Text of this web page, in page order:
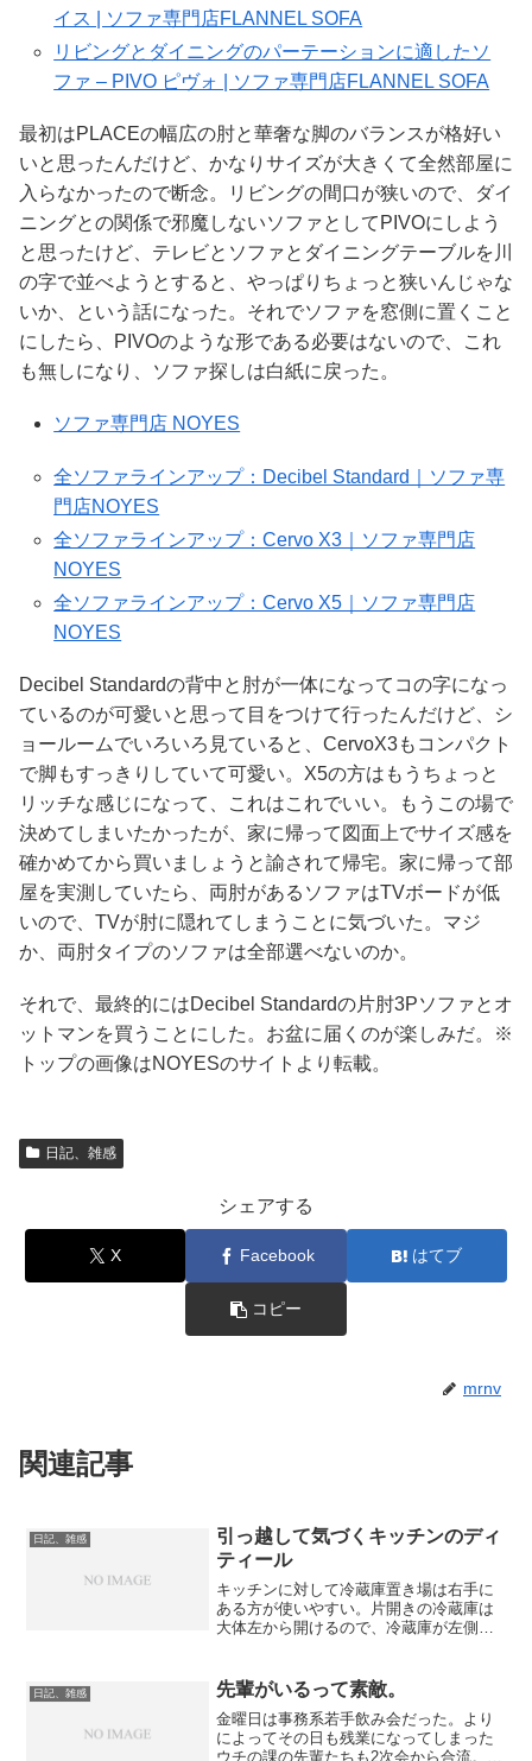
イス | ソファ専門店FLANNEL SOFA
リビングとダイニングのパーテーションに適したソ
ファ – PIVO ピヴォ | ソファ専門店FLANNEL SOFA
最初はPLACEの幅広の肘と華奢な脚のバランスが格好い
いと思ったんだけど、かなりサイズが大きくて全然部屋に
入らなかったので断念。リビングの間口が狭いので、ダイ
ニングとの関係で邪魔しないソファとしてPIVOにしよう
と思ったけど、テレビとソファとダイニングテーブルを川
の字で並べようとすると、やっぱりちょっと狭いんじゃな
いか、という話になった。それでソファを窓側に置くこと
にしたら、PIVOのような形である必要はないので、これ
も無しになり、ソファ探しは白紙に戻った。
ソファ専門店 NOYES
全ソファラインアップ：Decibel Standard｜ソファ専
門店NOYES
全ソファラインアップ：Cervo X3｜ソファ専門店
NOYES
全ソファラインアップ：Cervo X5｜ソファ専門店
NOYES
Decibel Standardの背中と肘が一体になってコの字になっ
ているのが可愛いと思って目をつけて行ったんだけど、シ
ョールームでいろいろ見ていると、CervoX3もコンパクト
で脚もすっきりしていて可愛い。X5の方はもうちょっと
リッチな感じになって、これはこれでいい。もうこの場で
決めてしまいたかったが、家に帰って図面上でサイズ感を
確かめてから買いましょうと諭されて帰宅。家に帰って部
屋を実測していたら、両肘があるソファはTVボードが低
いので、TVが肘に隠れてしまうことに気づいた。マジ
か、両肘タイプのソファは全部選べないのか。
それで、最終的にはDecibel Standardの片肘3Pソファとオ
ットマンを買うことにした。お盆に届くのが楽しみだ。※
トップの画像はNOYESのサイトより転載。
日記、雑感
シェアする
X Facebook はてブ
コピー
mrnv
関連記事
日記、雑感
引っ越して気づくキッチンのディ
ティール
キッチンに対して冷蔵庫置き場は右手に
ある方が使いやすい。片開きの冷蔵庫は
大体左から開けるので、冷蔵庫が左側に
キッチンの右側に置かれるまで忘れてい
たんだけど、新しいキッチ...
日記、雑感 先輩がいるって素敵。
金曜日は事務系若手飲み会だった。より
によってその日も残業になってしまった
ウチの課の先輩たちも2次会から合流。嬉